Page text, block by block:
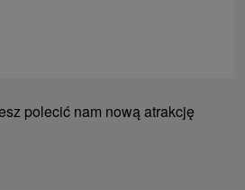
polecić nam nową atrakcję